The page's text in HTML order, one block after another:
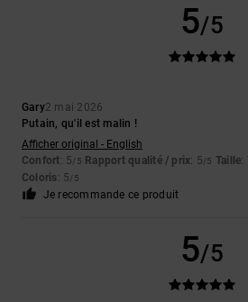
5/5
Gary2 mai 2026
Putain, qu'il est malin !
Afficher original - English
Confort: 5/5 Rapport qualité / prix: 5/5 Taille:
Coloris: 5/5
Je recommande ce produit
5/5